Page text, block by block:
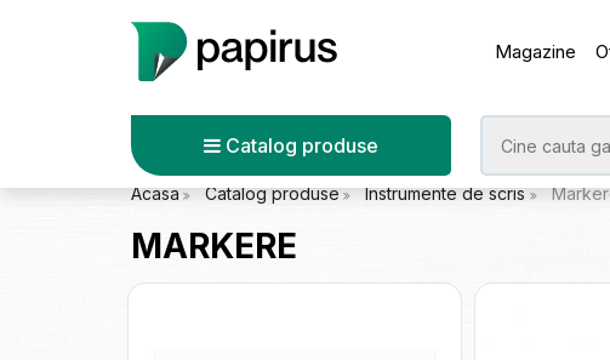
Magazine
Catalog produse
Acasa Catalog produse Instrumente de scris
MARKERE